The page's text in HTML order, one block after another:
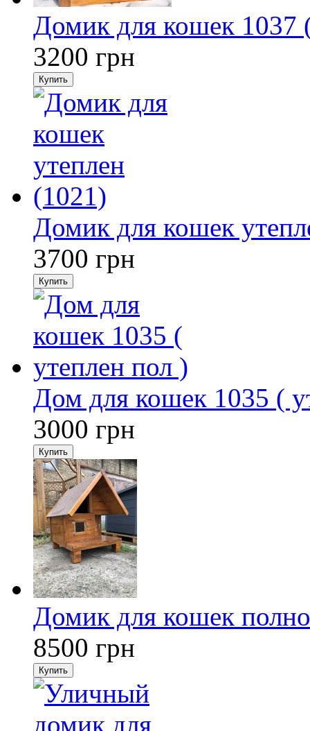
Домик для кошек 1037
3200 грн
Купить
Домик для кошек
3700 грн
Купить
Дом для кошек 1035 (
3000 грн
Купить
Домик для кошек
8500 грн
Купить